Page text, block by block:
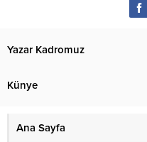
Yazar Kadromuz
Künye
Ana Sayfa